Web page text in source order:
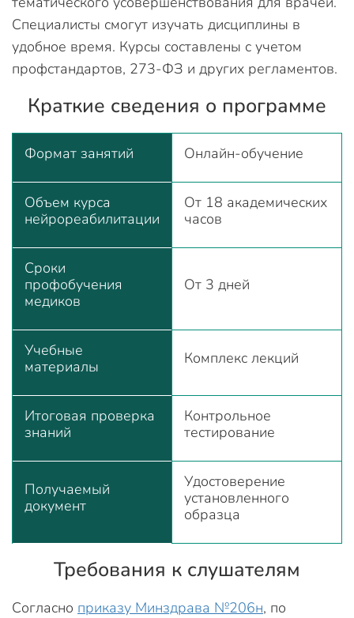
Специалисты смогут изучать дисциплины в
удобное время. Курсы составлены с учетом
профстандартов, 273-ФЗ и других регламентов.
Краткие сведения о программе
Формат занятий Онлайн-обучение
Объем курса
нейрореабилитации
От 18 академических
часов
Сроки
профобучения
медиков
От 3 дней
Учебные
материалы
Комплекс лекций
Итоговая проверка
знаний
Контрольное
тестирование
Получаемый
документ
Удостоверение
установленного
образца
Требования к слушателям
Согласно приказу Минздрава №206н, по